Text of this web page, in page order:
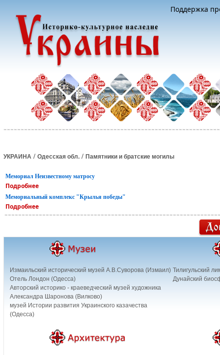
Поддержка
УКРАИНА / Одесская обл. / Памятники и братские могилы
Мемориал Неизвестному матросу
Подробнее
Мемориальный комплекс "Крылья победы"
Подробнее
Измаильский исторический музей А.В.Суворова (Измаил)
Отель Лондон (Одесса)
Авторский историко - краеведческий музей художника
Александра Шаронова (Вилково)
музей Истории развития Украинского казачества
(Одесса)
Тилигульский
Дунайский